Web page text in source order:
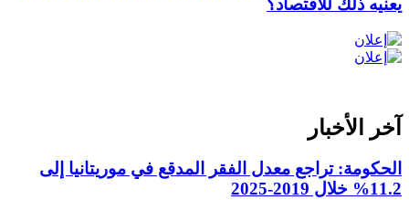
يعنيه ذلك للاقتصاد؟
آخر الأخبار
الحكومة: تراجع معدل الفقر المدقع في موريتانيا إلى
11.2% خلال 2019-2025